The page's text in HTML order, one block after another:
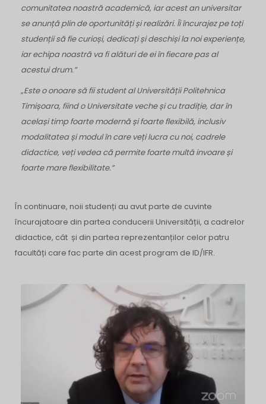
comunitatea noastră academică, iar acest an universitar
se anunță plin de oportunități și realizări. Îi încurajez pe toți
studenții să fie curioși, dedicați și deschiși la noi experiențe,
iar echipa noastră va fi alături de ei în fiecare pas al
acestui drum.”
„Este o onoare să fii student al Universității Politehnica
Timișoara, fiind o Universitate veche și cu tradiție, dar în
același timp foarte modernă și foarte flexibilă, inclusiv
modalitatea și modul în care veți lucra cu noi, cadrele
didactice, veți vedea că permite foarte multă invoare și
foarte mare flexibilitate.”
În continuare, noii studenți au avut parte de cuvinte
încurajatoare din partea conducerii Universității, a cadrelor
didactice, cât și din partea reprezentanților celor patru
facultăți care fac parte din acest program de ID/IFR.